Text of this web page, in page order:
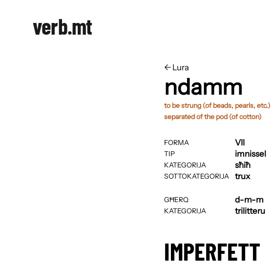
verb.mt
← ​​Lura
ndamm
to be strung (of beads, pearls, etc.)
separated of the pod (of cotton)
FORMA
TIP
KATEGORIJA
SOTTOKATEGORIJA
GĦERQ
KATEGORIJA
VII
imnissel
sħiħ
trux
d-m-m
trilitteru
IMPERFETT